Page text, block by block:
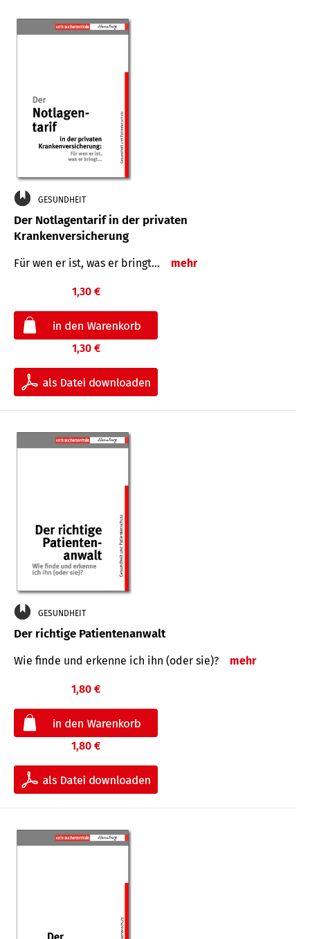
GESUNDHEIT
Der Notlagentarif in der privaten
Krankenversicherung
Für wen er ist, was er bringt… mehr
1,30 €
1,30 €
GESUNDHEIT
Der richtige Patientenanwalt
Wie finde und erkenne ich ihn (oder sie)? mehr
1,80 €
1,80 €